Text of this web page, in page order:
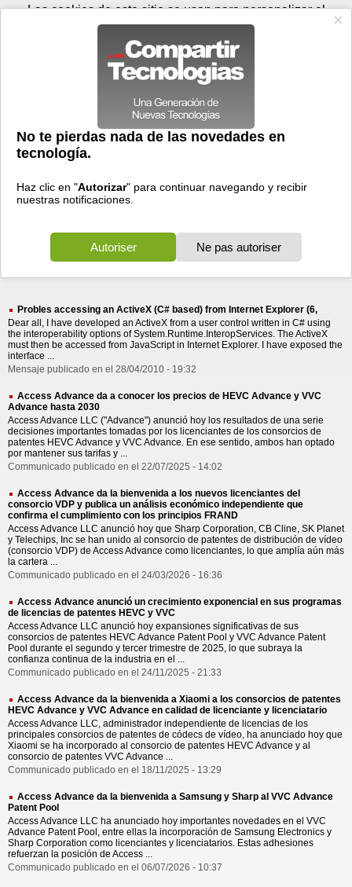
Prensa Videos
> access advance
access advance
46 resultados Ordenar por fecha-Ordenar por pertinencia
Probles accessing an ActiveX (C# based) from Internet Explorer (6,
Dear all, I have developed an ActiveX from a user control written in C# using
the interoperability options of System.Runtime.InteropServices. The ActiveX
must then be accessed from JavaScript in Internet Explorer. I have exposed the
interface ...
Mensaje publicado en el 28/04/2010 - 19:32
Access Advance da a conocer los precios de HEVC Advance y VVC
Advance hasta 2030
Access Advance LLC ("Advance") anunció hoy los resultados de una serie
decisiones importantes tomadas por los licenciantes de los consorcios de
patentes HEVC Advance y VVC Advance. En ese sentido, ambos han optado
por mantener sus tarifas y ...
Communicado publicado en el 22/07/2025 - 14:02
Access Advance da la bienvenida a los nuevos licenciantes del
consorcio VDP y publica un análisis económico independiente que
confirma el cumplimiento con los principios FRAND
Access Advance LLC anunció hoy que Sharp Corporation, CB Cline, SK Planet
y Telechips, Inc se han unido al consorcio de patentes de distribución de vídeo
(consorcio VDP) de Access Advance como licenciantes, lo que amplía aún más
la cartera ...
Communicado publicado en el 24/03/2026 - 16:36
Access Advance anunció un crecimiento exponencial en sus programas
de licencias de patentes HEVC y VVC
Access Advance LLC anunció hoy expansiones significativas de sus
consorcios de patentes HEVC Advance Patent Pool y VVC Advance Patent
Pool durante el segundo y tercer trimestre de 2025, lo que subraya la
confianza continua de la industria en el ...
Communicado publicado en el 24/11/2025 - 21:33
Access Advance da la bienvenida a Xiaomi a los consorcios de patentes
HEVC Advance y VVC Advance en calidad de licenciante y licenciatario
Access Advance LLC, administrador independiente de licencias de los
principales consorcios de patentes de códecs de vídeo, ha anunciado hoy que
Xiaomi se ha incorporado al consorcio de patentes HEVC Advance y al
consorcio de patentes VVC Advance ...
Communicado publicado en el 18/11/2025 - 13:29
Access Advance da la bienvenida a Samsung y Sharp al VVC Advance
Patent Pool
Access Advance LLC ha anunciado hoy importantes novedades en el VVC
Advance Patent Pool, entre ellas la incorporación de Samsung Electronics y
Sharp Corporation como licenciantes y licenciatarios. Estas adhesiones
refuerzan la posición de Access ...
Communicado publicado en el 06/07/2026 - 10:37
Sábado 08 de agosto - 06:38 Registrar Conectar
Las cookies de este sitio se usan para personalizar el
contenido y los anuncios, para ofrecer funciones de medios
sociales y para analizar el tráfico. Además, compartimos
información sobre el uso que haga del sitio web con nuestros
partners de medios sociales, de publicidad y de análisis
web.
OK